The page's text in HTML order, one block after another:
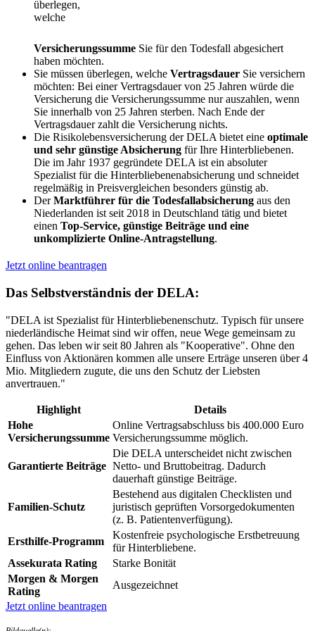
überlegen,
welche
Versicherungssumme Sie für den Todesfall abgesichert
haben möchten.
Sie müssen überlegen, welche Vertragsdauer Sie versichern
möchten: Bei einer Vertragsdauer von 25 Jahren würde die
Versicherung die Versicherungssumme nur auszahlen, wenn
Sie innerhalb von 25 Jahren sterben. Nach Ende der
Vertragsdauer zahlt die Versicherung nichts.
Die Risikolebensversicherung der DELA bietet eine optimale
und sehr günstige Absicherung für Ihre Hinterbliebenen.
Die im Jahr 1937 gegründete DELA ist ein absoluter
Spezialist für die Hinterbliebenenabsicherung und schneidet
regelmäßig in Preisvergleichen besonders günstig ab.
DerMarktführer für die Todesfallabsicherung aus den
Niederlanden ist seit 2018 in Deutschland tätig und bietet
einen Top-Service, günstige Beiträge und eine
unkomplizierte Online-Antragstellung.
Jetzt online beantragen
Das Selbstverständnis der DELA:
"DELA ist Spezialist für Hinterbliebenenschutz. Typisch für unsere
niederländische Heimat sind wir offen, neue Wege gemeinsam zu
gehen. Das leben wir seit 80 Jahren als "Kooperative". Ohne den
Einfluss von Aktionären kommen alle unsere Erträge unseren über 4
Mio. Mitgliedern zugute, die uns den Schutz der Liebsten
anvertrauen."
Highlight
Details
Hohe
Versicherungssumme
Online Vertragsabschluss bis 400.000 Euro
Versicherungssumme möglich.
Garantierte Beiträge
Die DELA unterscheidet nicht zwischen
Netto- und Bruttobeitrag. Dadurch
dauerhaft günstige Beiträge.
Familien-Schutz
Bestehend aus digitalen Checklisten und
juristisch geprüften Vorsorgedokumenten
(z. B. Patientenverfügung).
Ersthilfe-Programm
Kostenfreie psychologische Erstbetreuung
für Hinterbliebene.
Assekurata Rating
Starke Bonität
Morgen & Morgen
Rating
Ausgezeichnet
Jetzt online beantragen